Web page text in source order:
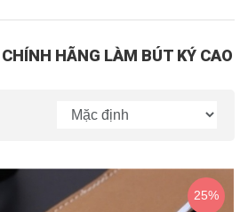
HÃNG LÀM BÚT KÝ CAO
25%